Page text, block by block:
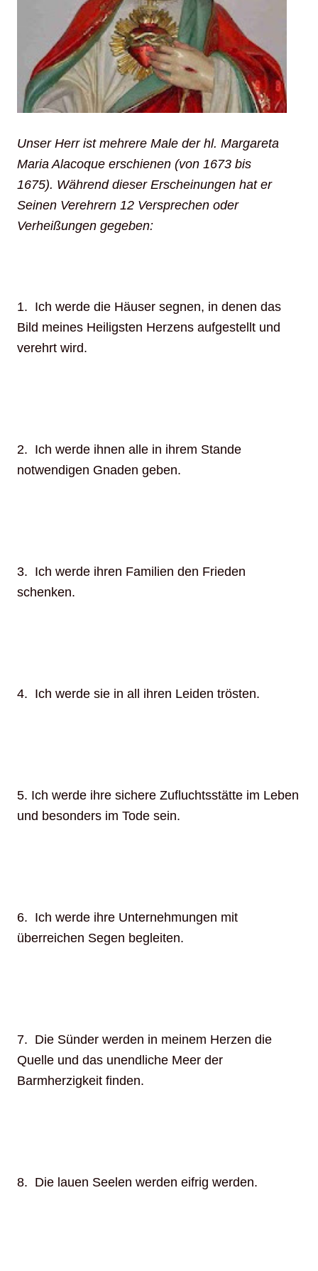
Unser Herr ist mehrere Male der hl. Margareta
Maria Alacoque erschienen (von 1673 bis
1675). Während dieser Erscheinungen hat er
Seinen Verehrern 12 Versprechen oder
Verheißungen gegeben:
1. Ich werde die Häuser segnen, in denen das
Bild meines Heiligsten Herzens aufgestellt und
verehrt wird.
2. Ich werde ihnen alle in ihrem Stande
notwendigen Gnaden geben.
3. Ich werde ihren Familien den Frieden
schenken.
4. Ich werde sie in all ihren Leiden trösten.
5. Ich werde ihre sichere Zufluchtsstätte im Leben
und besonders im Tode sein.
6. Ich werde ihre Unternehmungen mit
überreichen Segen begleiten.
7. Die Sünder werden in meinem Herzen die
Quelle und das unendliche Meer der
Barmherzigkeit finden.
8. Die lauen Seelen werden eifrig werden.